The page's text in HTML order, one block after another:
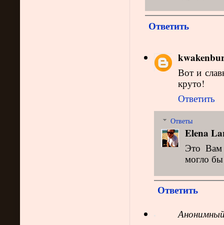
Ответить
Вот и
круто!
Ответить
Ответы
Elena
Это Вам
могло
Ответить